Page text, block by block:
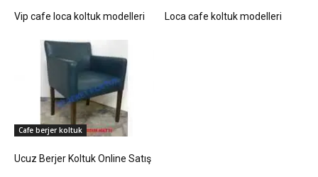
Vip cafe loca koltuk modelleri Loca cafe koltuk modelleri
Cafe berjer koltuk
Ucuz Berjer Koltuk Online Satış